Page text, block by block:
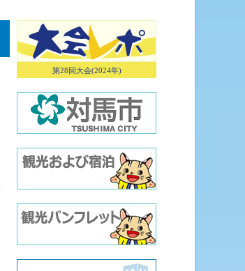
第28回大会(2024年)